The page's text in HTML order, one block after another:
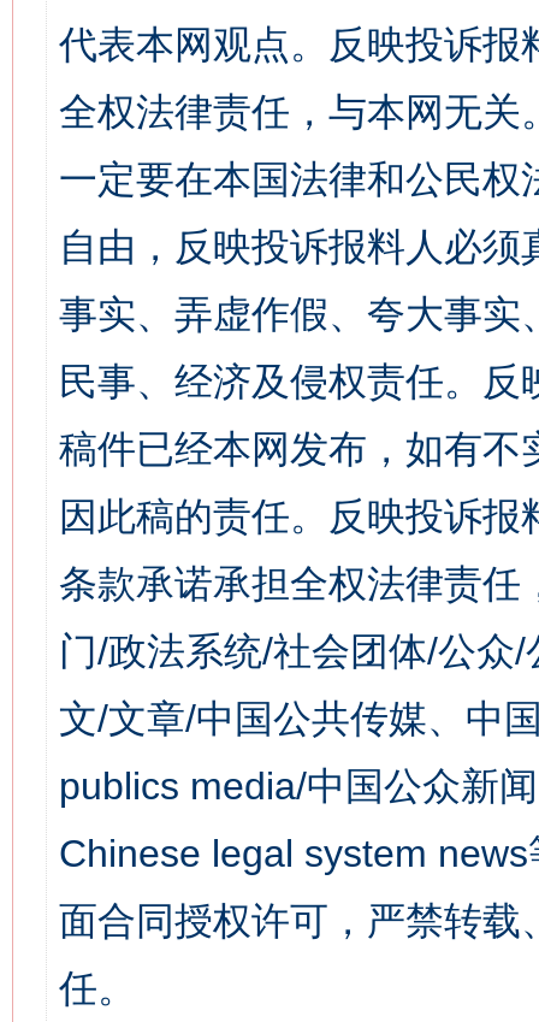
代表本网观点。反映投诉
全权法律责任，与本网无
一定要在本国法律和公民
自由，反映投诉报料人必
事实、弄虚作假、夸大事
民事、经济及侵权责任。
稿件已经本网发布，如有
因此稿的责任。反映投诉
条款承诺承担全权法律责
门/政法系统/社会团体/公众
文/文章/中国公共传媒、中
publics media/中国公众新
Chinese legal system
面合同授权许可，严禁转
任。